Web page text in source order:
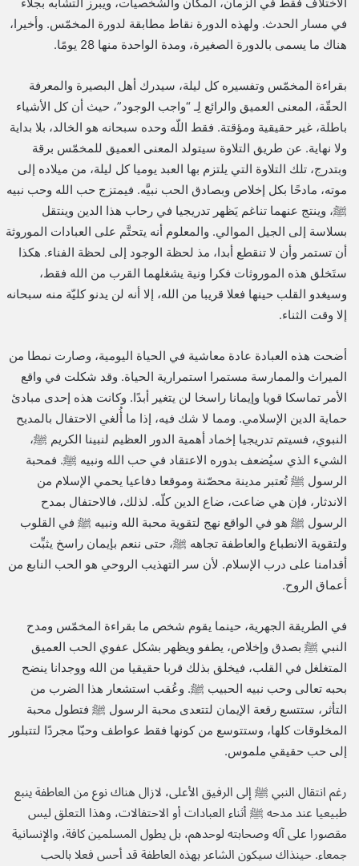
في مسار الحدث. ولهذه الدورة نقاط مطابقة لدورة المخمّس. وأخيرا،
هناك ما يسمى بالدورة الصغيرة، ومدة الواحدة منها 28 يومًا.
بقراءة المخمّس وتفسيره كل ليلة، سيدرك أهل البصيرة والمعرفة
الحقّة، المعنى العميق والرائع لِـ “واجب الوجود”، حيث أن كل الأشياء
باطلة، غير حقيقية ومؤقتة. فقط اللّه وحده سبحانه هو الخالد، بلا بداية
ولا نهاية. عن طريق التلاوة سيتولد المعنى العميق للمخمّس برقة
وبتدرج، تلك التلاوة التي يلتزم بها العبد يوميا كل ليلة، من ميلاده إلى
موته، مادحًا بكل إخلاص وبصادق الحب نبيَّه. فيمتزج حب الله وحب نبيه
ﷺ، وينتج عنهما تناغم يَظهر تدريجيا في رحاب هذا الدين وينتقل
بسلاسة إلى الجيل الموالي. والمعلوم أنه يتحتَّم على العبادات الموروثة
أن تستمر وأن لا تنقطع أبدا، مذ لحظة الوجود إلى لحظة الفناء. هكذا
ستَخلق هذه الموروثات فكرا ونية يشغلهما القرب من الله فقط،
وسيغدو القلب حينها فعلا قريبا من الله، إلا أنه لن يدنو كليّة منه سبحانه
إلا وقت الثناء.
أضحت هذه العبادة عادة معاشية في الحياة اليومية، وصارت نمطا من
الميراث والممارسة مستمرا استمرارية الحياة. وقد شكلت في واقع
الأمر تماسكا قويا وإيمانا راسخا لن يتغير أبدًا. وكانت هذه إحدى مبادئ
حماية الدين الإسلامي. ومما لا شك فيه، إذا ما أُلغي الاحتفال بالمديح
النبوي، فسيتم تدريجيا إخماد أهمية الدور العظيم لنبينا الكريم ﷺ،
الشيء الذي سيُضعف بدوره الاعتقاد في حب الله ونبيه ﷺ. فمحبة
الرسول ﷺ تُعتبر مدينة محصّنة وموقعا دفاعيا يحمي الإسلام من
الاندثار، فإن هي ضاعت، ضاع الدين كلّه. لذلك، فالاحتفال بمدح
الرسول ﷺ هو في الواقع نهج لتقوية محبة الله ونبيه ﷺ في القلوب
ولتقوية الانطباع والعاطفة تجاهه ﷺ، حتى ننعم بإيمان راسخ يثبِّت
أقدامنا على درب الإسلام. لأن سر التهذيب الروحي هو الحب النابع من
أعماق الروح.
في الطريقة الجهرية، حينما يقوم شخص ما بقراءة المخمّس ومدح
النبي ﷺ بصدق وإخلاص، يطفو ويظهر بشكل عفوي الحب العميق
المتغلغل في القلب، فيخلق بذلك قربا حقيقيا من الله ووجدانا ينضح
بحبه تعالى وحب نبيه الحبيب ﷺ. وعُقب استشعار هذا الضرب من
التأثر، ستتسع رقعة الإيمان لتتعدى محبة الرسول ﷺ فتطول محبة
المخلوقات كلها، وستتوسع من كونها فقط عواطف وحبّا مجردًا لتتبلور
إلى حب حقيقي ملموس.
رغم انتقال النبي ﷺ إلى الرفيق الأعلى، لازال هناك نوع من العاطفة ينبع
طبيعيا عند مدحه ﷺ أثناء العبادات أو الاحتفالات، وهذا التعلق ليس
مقصورا على آله وصحابته لوحدهم، بل يطول المسلمين كافة، والإنسانية
جمعاء. حينذاك سيكون الشاعر بهذه العاطفة قد أحس فعلا بالحب